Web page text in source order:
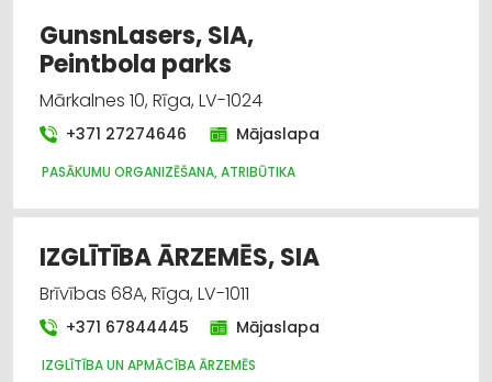
GunsnLasers, SIA,
Peintbola parks
Mārkalnes 10, Rīga, LV-1024
+371 27274646 Mājaslapa
PASĀKUMU ORGANIZĒŠANA, ATRIBŪTIKA
IZGLĪTĪBA ĀRZEMĒS, SIA
Brīvības 68A, Rīga, LV-1011
+371 67844445 Mājaslapa
IZGLĪTĪBA UN APMĀCĪBA ĀRZEMĒS